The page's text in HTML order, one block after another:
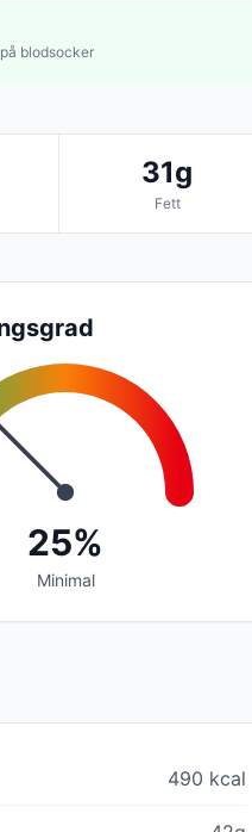
blodsocker
31g
Fett
25%
Minimal
490 kcal